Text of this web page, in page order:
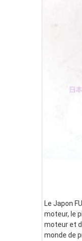
Le Japon
moteur, le
moteur et
monde de